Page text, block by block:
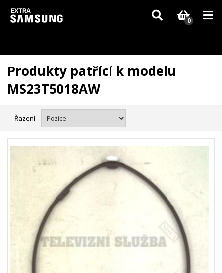
Vzhledem k aktuální situaci se může dodání dílů, které nejsou skladem,
zpozdit. Děkujeme za pochopení.
0
Produkty patřící k modelu
MS23T5018AW
Řazení